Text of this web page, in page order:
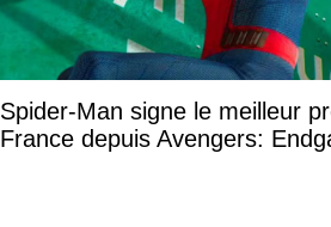
Spider-Man signe le meilleur
France depuis Avengers: